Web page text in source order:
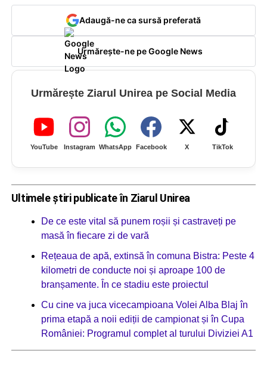
Adaugă-ne ca sursă preferată
Urmărește-ne pe Google News
Urmărește Ziarul Unirea pe Social Media
YouTube Instagram WhatsApp Facebook X TikTok
Ultimele știri publicate în Ziarul Unirea
De ce este vital să punem roșii și castraveți pe
masă în fiecare zi de vară
Rețeaua de apă, extinsă în comuna Bistra: Peste 4
kilometri de conducte noi și aproape 100 de
branșamente. În ce stadiu este proiectul
Cu cine va juca vicecampioana Volei Alba Blaj în
prima etapă a noii ediții de campionat și în Cupa
României: Programul complet al turului Diviziei A1